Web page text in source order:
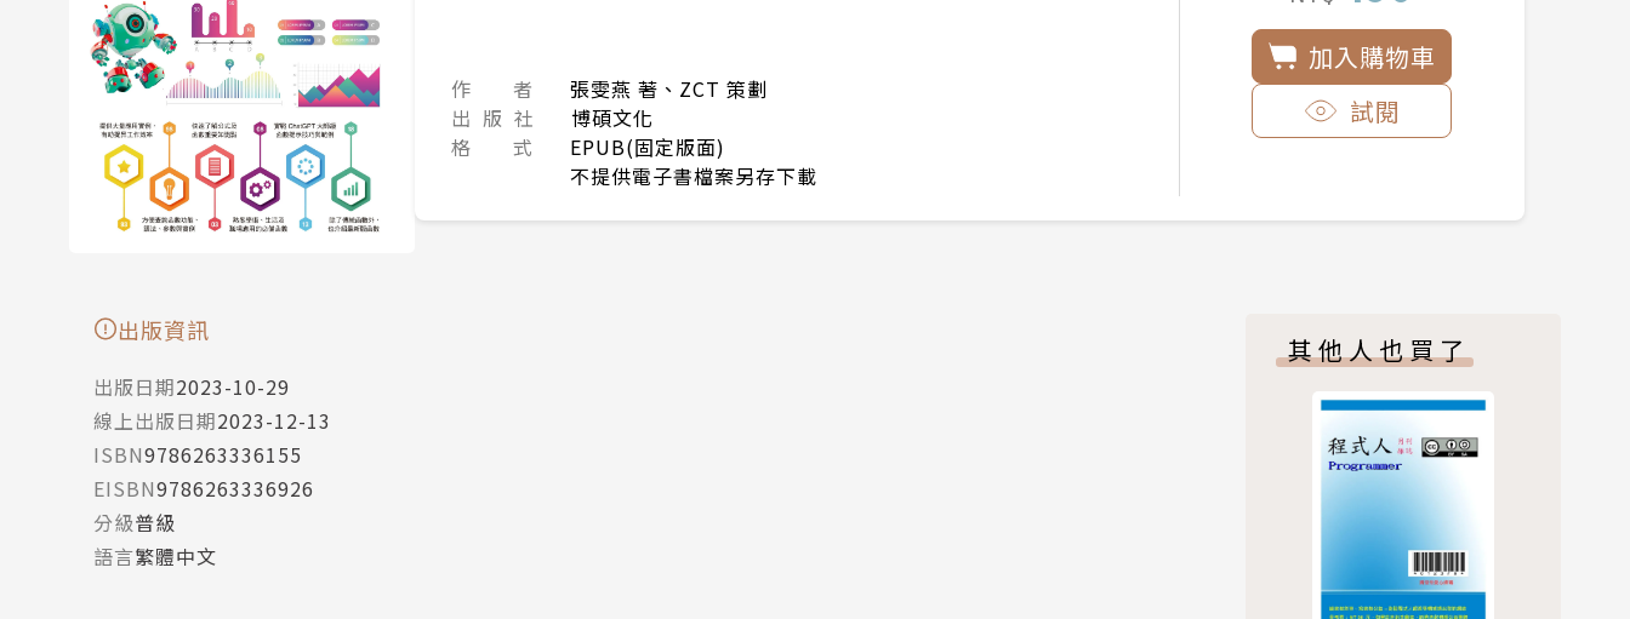
作 者
張雯燕 著、ZCT 策劃
出 版 社
博碩文化
格 式
EPUB(固定版面)
不提供電子書檔案另存下載
加入購物車
試閱
出版資訊
出版日期2023-10-29
線上出版日期2023-12-13
ISBN9786263336155
EISBN9786263336926
分級普級
語言繁體中文
其他人也買了